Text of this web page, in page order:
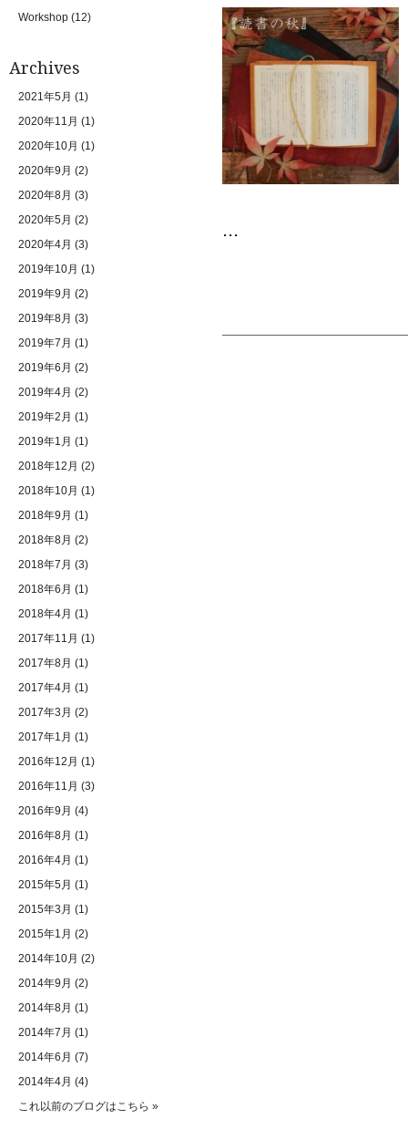
Workshop (12)
Archives
2021年5月 (1)
2020年11月 (1)
2020年10月 (1)
2020年9月 (2)
2020年8月 (3)
2020年5月 (2)
2020年4月 (3)
2019年10月 (1)
2019年9月 (2)
2019年8月 (3)
2019年7月 (1)
2019年6月 (2)
2019年4月 (2)
2019年2月 (1)
2019年1月 (1)
2018年12月 (2)
2018年10月 (1)
2018年9月 (1)
2018年8月 (2)
2018年7月 (3)
2018年6月 (1)
2018年4月 (1)
2017年11月 (1)
2017年8月 (1)
2017年4月 (1)
2017年3月 (2)
2017年1月 (1)
2016年12月 (1)
2016年11月 (3)
2016年9月 (4)
2016年8月 (1)
2016年4月 (1)
2015年5月 (1)
2015年3月 (1)
2015年1月 (2)
2014年10月 (2)
2014年9月 (2)
2014年8月 (1)
2014年7月 (1)
2014年6月 (7)
2014年4月 (4)
これ以前のブログはこちら »
...